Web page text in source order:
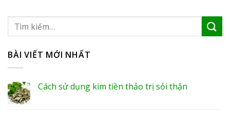
BÀI VIẾT MỚI NHẤT
Cách sử dụng kim tiền thảo trị sỏi thận